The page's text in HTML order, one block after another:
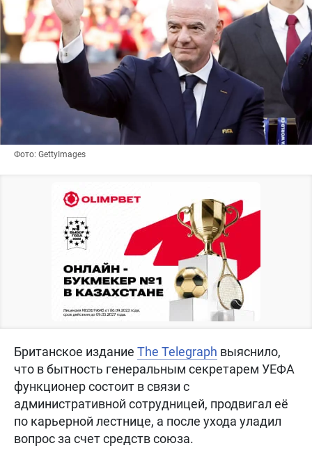
Фото: GettyImages
Британское издание The Telegraph выяснило,
что в бытность генеральным секретарем УЕФА
функционер состоит в связи с
административной сотрудницей, продвигал её
по карьерной лестнице, а после ухода уладил
вопрос за счет средств союза.